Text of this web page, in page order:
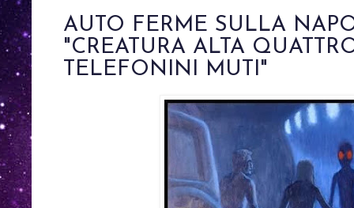
AUTO FERME SULLA
"CREATURA ALTA
TELEFONINI MUTI"